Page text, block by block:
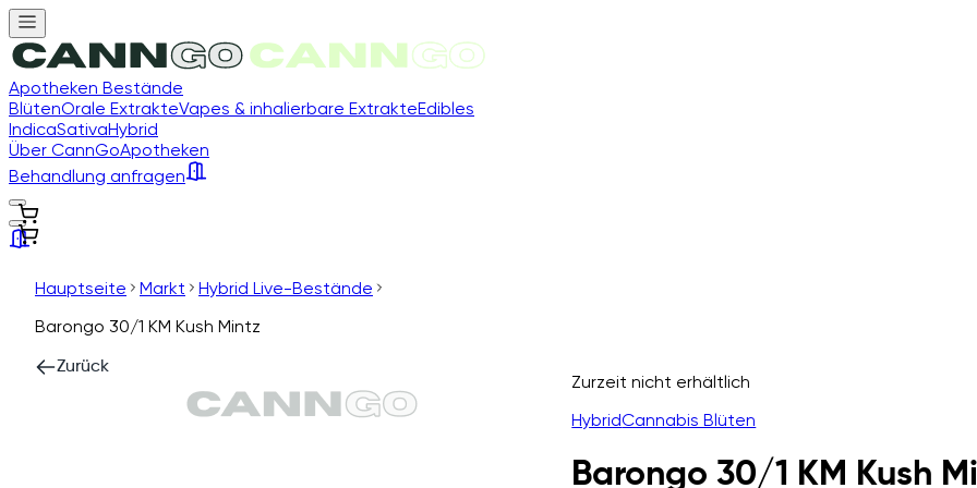
Apotheken Bestände
BlütenOrale ExtrakteVapes & inhalierbare ExtrakteEdibles
IndicaSativaHybrid
Über CannGoApotheken
Behandlung anfragen
Hauptseite Markt
Hybrid Live-Bestände
Barongo 30/1 KM Kush Mintz
Zurück
Zurzeit nicht erhältlich
HybridCannabis Blüten
Barongo 30/1 KM Kush